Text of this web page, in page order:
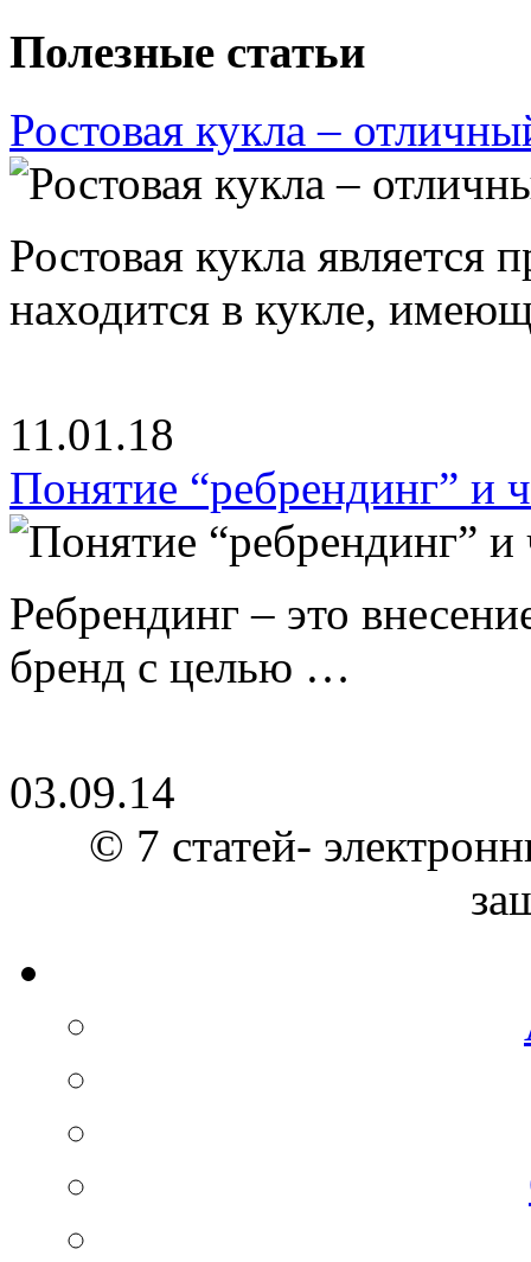
Полезные статьи
Ростовая кукла –
Ростовая кукла является
находится в кукле,
11.01.18
Понятие “ребрендинг” и
Ребрендинг – это
бренд с целью …
03.09.14
© 7 статей-